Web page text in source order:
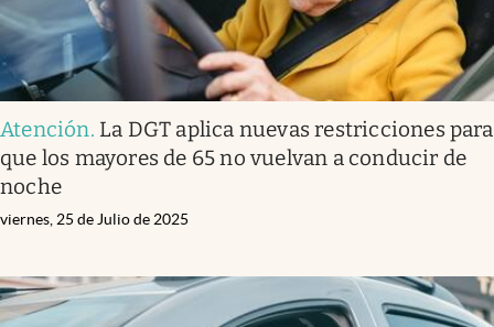
Atención. La DGT aplica nuevas restricciones para
que los mayores de 65 no vuelvan a conducir de
noche
viernes, 25 de Julio de 2025